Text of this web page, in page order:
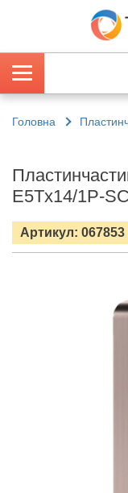
Головна
E5Tx14/1P-
Артикул: 067853